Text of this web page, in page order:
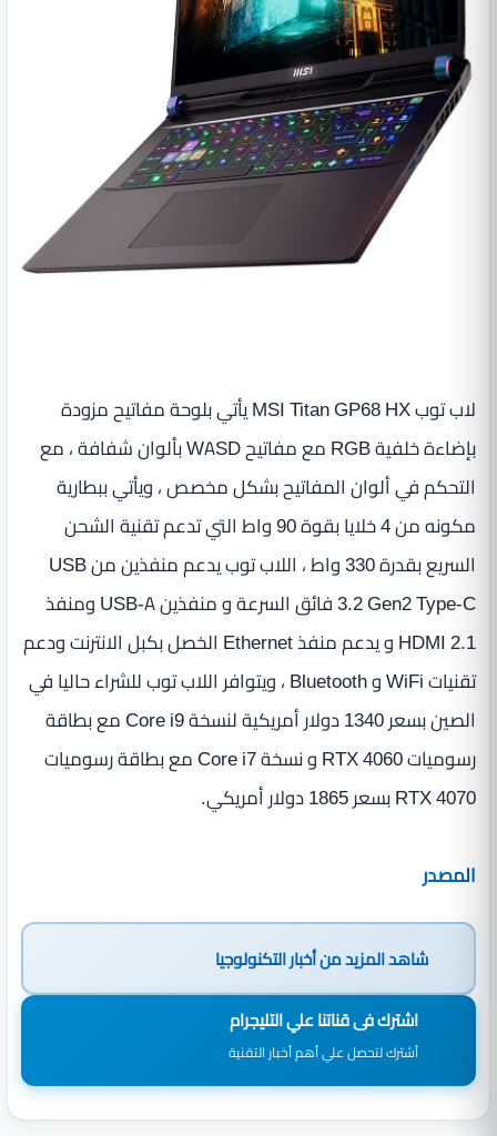
لاب توب MSI Titan GP68 HX يأتي بلوحة مفاتيح مزودة
بإضاءة خلفية RGB مع مفاتيح WASD بألوان شفافة ، مع
التحكم في ألوان المفاتيح بشكل مخصص ، ويأتي ببطارية
مكونه من 4 خلايا بقوة 90 واط التي تدعم تقنية الشحن
السريع بقدرة 330 واط ، اللاب توب يدعم منفذين من USB
3.2 Gen2 Type-C فائق السرعة و منفذين USB-A ومنفذ
HDMI 2.1 و يدعم منفذ Ethernet الخصل بكبل الانترنت ودعم
تقنيات WiFi و Bluetooth ، ويتوافر اللاب توب للشراء حاليا في
الصين بسعر 1340 دولار أمريكية لنسخة Core i9 مع بطاقة
رسوميات RTX 4060 و نسخة Core i7 مع بطاقة رسوميات
RTX 4070 بسعر 1865 دولار أمريكي.
المصدر
شاهد المزيد منأخبار التكنولوجيا
اشترك فى قناتنا علي التليجرام
أشترك لتحصل علي أهم أخبار التقنية